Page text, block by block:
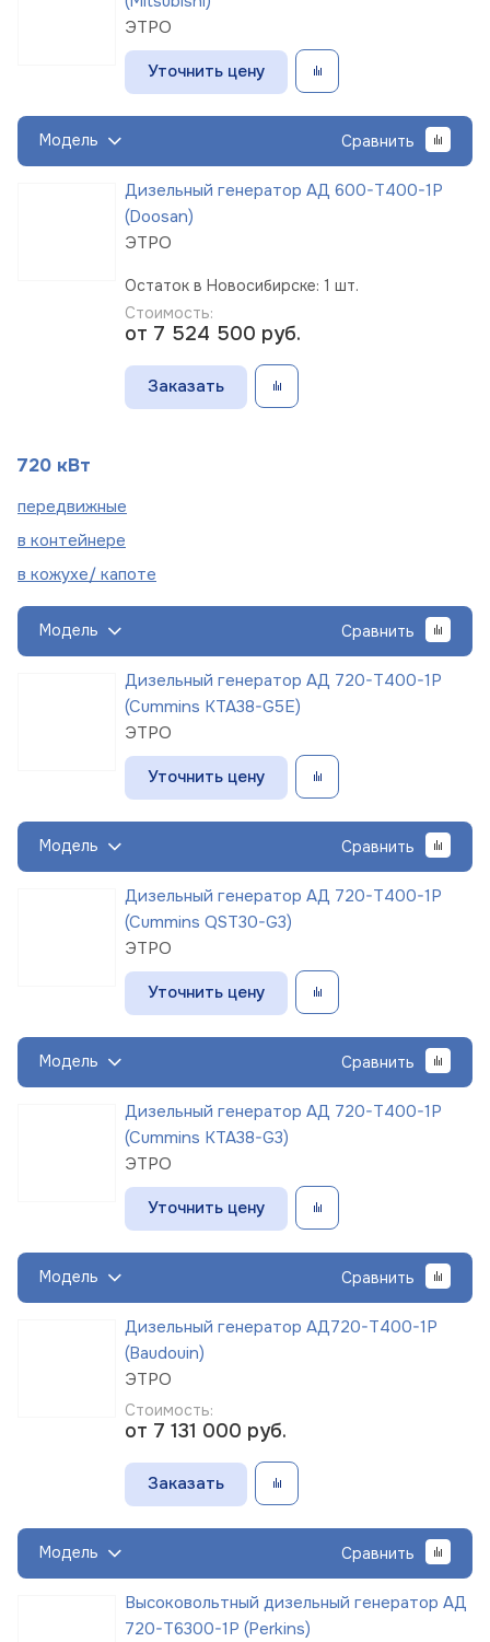
ЭТРО
Уточнить цену
Модель Сравнить
Дизельный генератор АД 600-Т400-1Р
(Doosan)
ЭТРО
Остаток в Новосибирске: 1 шт.
Стоимость:
от 7 524 500 руб.
Заказать
720 кВт
передвижные
в контейнере
в кожухе/ капоте
Модель Сравнить
Дизельный генератор АД 720-Т400-1Р
(Cummins KTA38-G5E)
ЭТРО
Уточнить цену
Модель Сравнить
Дизельный генератор АД 720-Т400-1Р
(Cummins QST30-G3)
ЭТРО
Уточнить цену
Модель Сравнить
Дизельный генератор АД 720-Т400-1Р
(Cummins KTA38-G3)
ЭТРО
Уточнить цену
Модель Сравнить
Дизельный генератор АД720-Т400-1Р
(Baudouin)
ЭТРО
Стоимость:
от 7 131 000 руб.
Заказать
Модель Сравнить
Высоковольтный дизельный генератор АД
720-Т6300-1Р (Perkins)